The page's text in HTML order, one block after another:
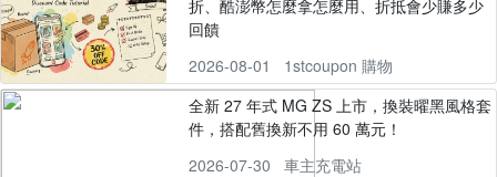
折、酷澎幣怎麼拿怎麼用、折抵會少賺多少
回饋
2026-08-01
1stcoupon 購物
全新 27 年式 MG ZS 上市，換裝曜黑風格套
件，搭配舊換新不用 60 萬元！
2026-07-30
車主充電站